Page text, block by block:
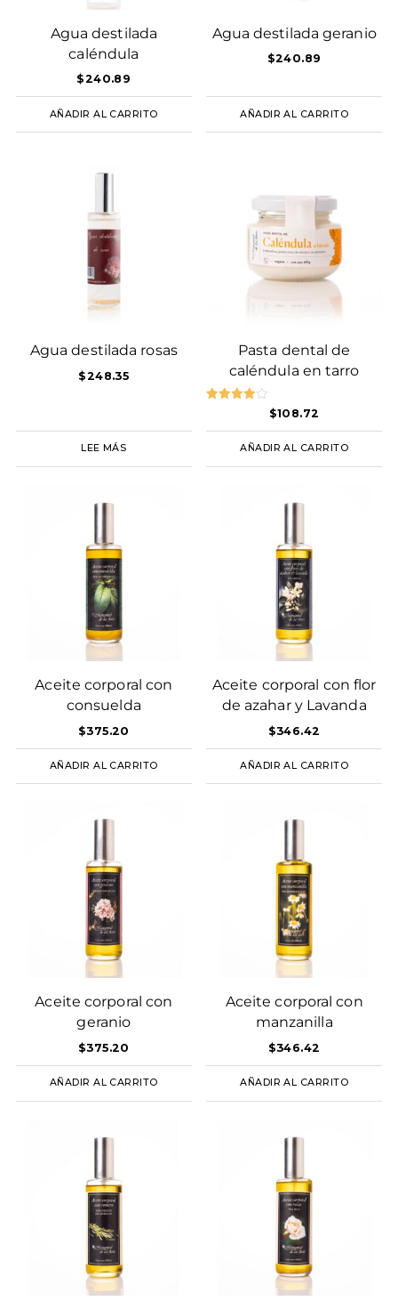
Agua destilada
caléndula
$240.89
AÑADIR AL CARRITO
Agua destilada geranio
$240.89
AÑADIR AL CARRITO
Agua destilada rosas
$248.35
LEE MÁS
Pasta dental de
caléndula en tarro
4.00
$108.72
AÑADIR AL CARRITO
Aceite corporal con
consuelda
$375.20
AÑADIR AL CARRITO
Aceite corporal con flor
de azahar y Lavanda
$346.42
AÑADIR AL CARRITO
Aceite corporal con
geranio
$375.20
AÑADIR AL CARRITO
Aceite corporal con
manzanilla
$346.42
AÑADIR AL CARRITO